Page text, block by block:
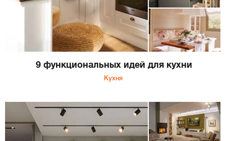
9 функциональных идей для кухни
Кухня